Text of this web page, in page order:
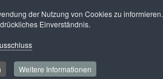
der Nutzung von Cookies zu informieren.
Einverständnis.
Weitere Informationen